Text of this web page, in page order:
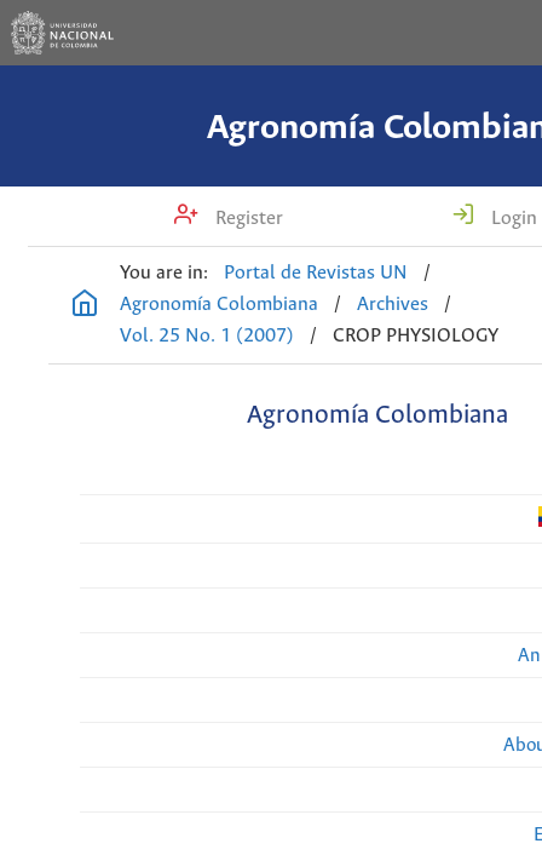
Agronomía
Register Login
You are in: Portal de Revistas UN
/
Agronomía Colombiana
/ Archives
/
Vol. 25 No. 1 (2007)
/ CROP PHYSIOLOGY
Agronomía Colombiana